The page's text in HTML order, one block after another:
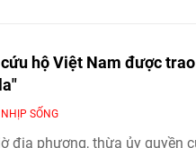
hộ Việt Nam được
NHỊP SỐNG
địa phương, thừa ủy quyền